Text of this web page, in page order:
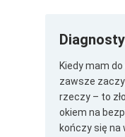
Kiedy mam
zawsze
rzeczy – to
okiem na
kończy się na